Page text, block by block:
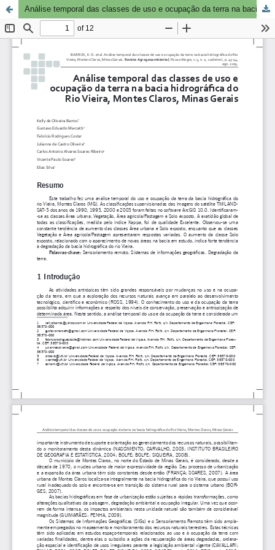
Análise temporal das classes de uso e ocupação da terra na bacia hidrográfica do Rio Vieira, Montes Claros, Minas Gerais